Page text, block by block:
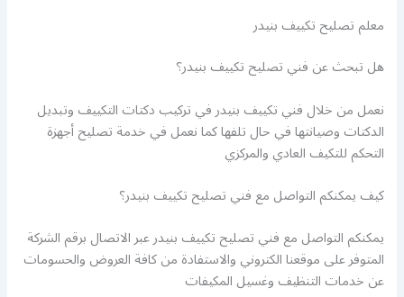
معلم تصليح تكييف بنيدر
هل تبحث عن فني تصليح تكييف بنيدر؟
نعمل من خلال فني تكييف بنيدر في تركيب دكتات التكييف وتبديل
الدكتات وصيانتها في حال تلفها كما نعمل في خدمة تصليح أجهزة
التحكم للتكيف العادي والمركزي
كيف يمكنكم التواصل مع فني تصليح تكييف بنيدر؟
يمكنكم التواصل مع فني تصليح تكييف بنيدر عبر الاتصال برقم الشركة
المتوفر على موقعنا الكتروني والاستفادة من كافة العروض والحسومات
عن خدمات التنظيف وغسيل المكيفات